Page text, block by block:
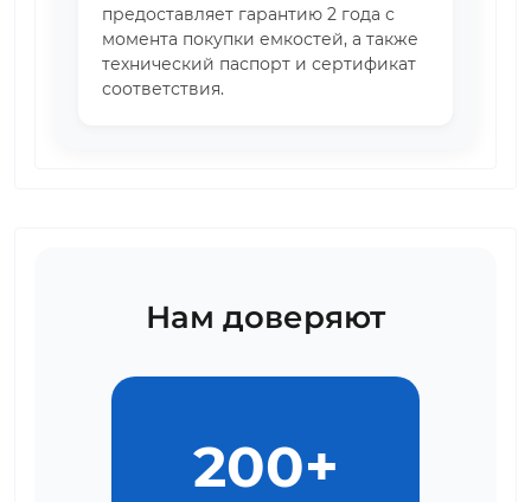
предоставляет гарантию 2 года с
момента покупки емкостей, а также
технический паспорт и сертификат
соответствия.
Нам доверяют
200+